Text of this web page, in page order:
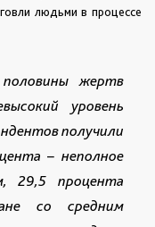
людьми в процессе
жертв
уровень
получили
– неполное
29,5 процента
со средним